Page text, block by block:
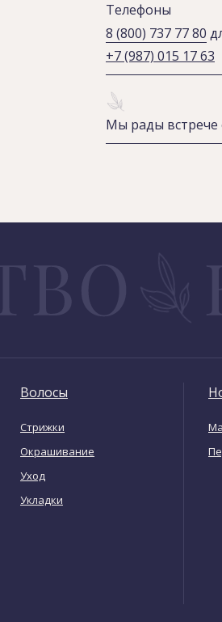
Телефоны
+7 (987) 015 17 63
8 (800) 737 77 80
Мы рады встрече
Волосы
Уход
Укладки
Окрашивание
Стрижки